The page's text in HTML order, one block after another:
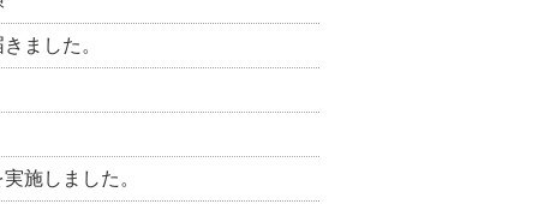
ました。
施しました。